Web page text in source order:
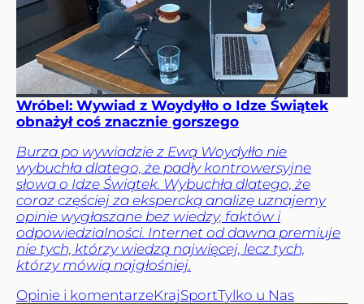
Wróbel: Wywiad z Woydyłło o Idze Świątek
obnażył coś znacznie gorszego
Burza po wywiadzie z Ewą Woydyłło nie
wybuchła dlatego, że padły kontrowersyjne
słowa o Idze Świątek. Wybuchła dlatego, że
coraz częściej za ekspercką analizę uznajemy
opinie wygłaszane bez wiedzy, faktów i
odpowiedzialności. Internet od dawna premiuje
nie tych, którzy wiedzą najwięcej, lecz tych,
którzy mówią najgłośniej.
Opinie i komentarzeKrajSportTylko u Nas